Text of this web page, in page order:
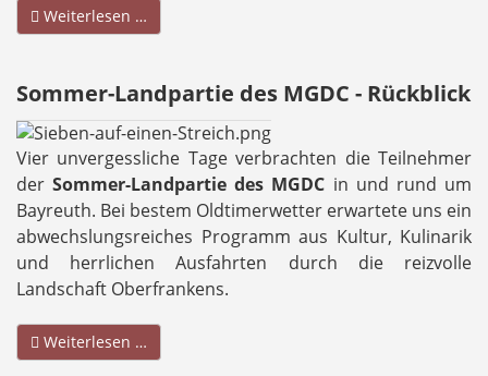
Weiterlesen …
Sommer-Landpartie des MGDC - Rückblick
Vier unvergessliche Tage verbrachten die Teilnehmer
derSommer-Landpartie des MGDC in und rund um
Bayreuth. Bei bestem Oldtimerwetter erwartete uns ein
abwechslungsreiches Programm aus Kultur, Kulinarik
und herrlichen Ausfahrten durch die reizvolle
Landschaft Oberfrankens.
Weiterlesen …